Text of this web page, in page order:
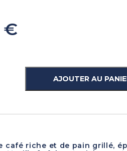
€
AJOUTER AU
café riche et de pain grillé,